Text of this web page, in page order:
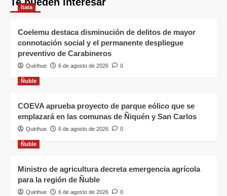
Te pueden interesar
Itata
Coelemu destaca disminución de delitos de mayor
connotación social y el permanente despliegue
preventivo de Carabineros
Quirihue 6 de agosto de 2026 0
Ñuble
COEVA aprueba proyecto de parque eólico que se
emplazará en las comunas de Ñiquén y San Carlos
Quirihue 6 de agosto de 2026 0
Ñuble
Ministro de agricultura decreta emergencia agrícola
para la región de Ñuble
Quirihue 6 de agosto de 2026 0